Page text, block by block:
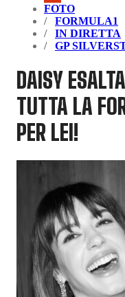
FOTO
FORMULA1
IN DIRETTA
GP
DAISY
TUTTA LA
PER LEI!